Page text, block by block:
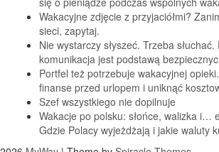
Wakacyjne zdjęcie z przyjaciółmi?
sieci, zapytaj.
Nie wystarczy słyszeć. Trzeba
komunikacja jest podstawą
Portfel też potrzebuje wakacyjnej
finanse przed urlopem i uniknąć
Szef wszystkiego nie dopilnuje
Wakacje po polsku: słońce, walizka i…
Gdzie Polacy wyjeżdżają i jakie waluty